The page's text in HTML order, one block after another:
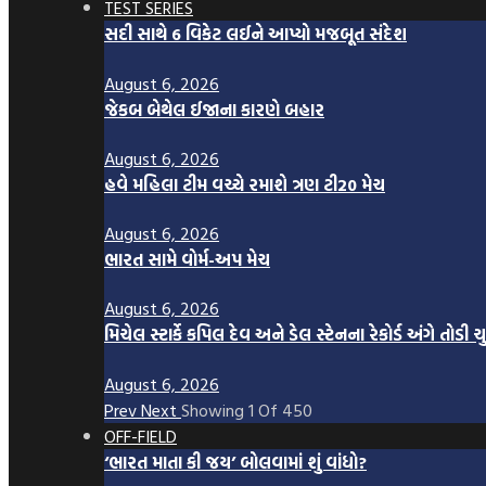
TEST SERIES
સદી સાથે 6 વિકેટ લઈને આપ્યો મજબૂત સંદેશ
August 6, 2026
જેકબ બેથેલ ઈજાના કારણે બહાર
August 6, 2026
હવે મહિલા ટીમ વચ્ચે રમાશે ત્રણ ટી20 મેચ
August 6, 2026
ભારત સામે વોર્મ-અપ મેચ
August 6, 2026
મિચેલ સ્ટાર્કે કપિલ દેવ અને ડેલ સ્ટેનના રેકોર્ડ અંગે તોડી
August 6, 2026
PrevNext Showing 1 Of 450
OFF-FIELD
‘ભારત માતા કી જય’ બોલવામાં શું વાંધો?